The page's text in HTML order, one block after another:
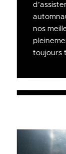
nos
toujours